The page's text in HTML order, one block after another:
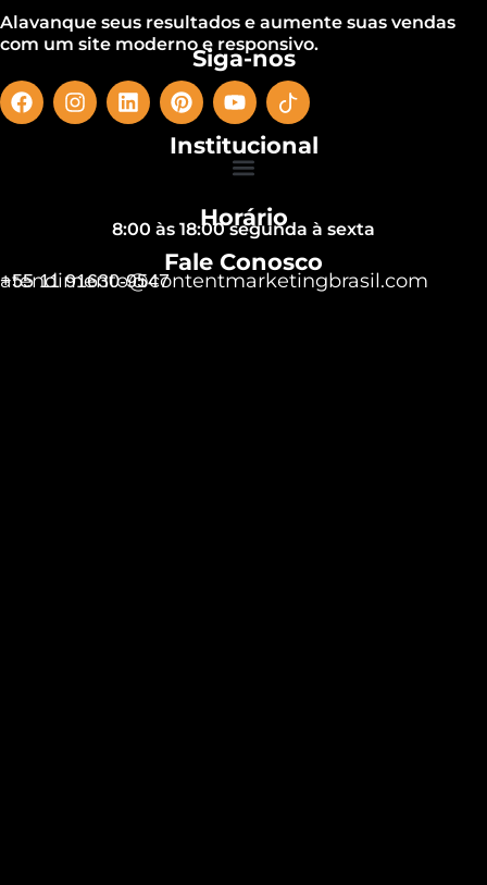
Alavanque seus resultados e aumente suas vendas
com um site moderno e responsivo.
Siga-nos
Institucional
Horário
8:00 às 18:00 segunda à sexta
Fale Conosco
+55 11 91630-9547
atendimento@contentmarketingbrasil.com